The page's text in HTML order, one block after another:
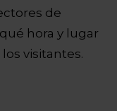
de
hora y lugar
visitantes.